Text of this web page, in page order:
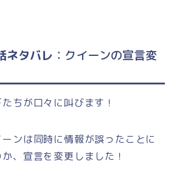
ネタバレ ：クイーンの宣言変
ちが口々に叫びます！
ンは同時に情報が誤ったことに
、宣言を変更しました！